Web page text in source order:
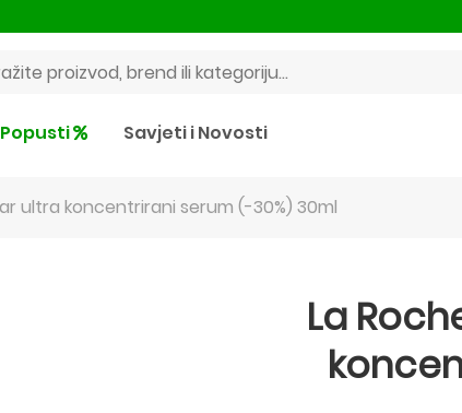
Popusti Savjeti i Novosti
ultra koncentrirani serum (-30%) 30ml
La